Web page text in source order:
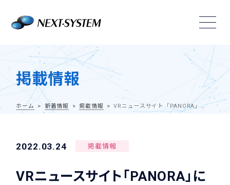
掲載情報
ホーム 新着情報 掲載情報 VRニュースサイト「PANORA」にアバターを自身の体型に変形できる汎用モジュール「AI-FIT」を提供開始した件が掲載されました
2022.03.24 掲載情報
VRニュースサイト「PANORA」に